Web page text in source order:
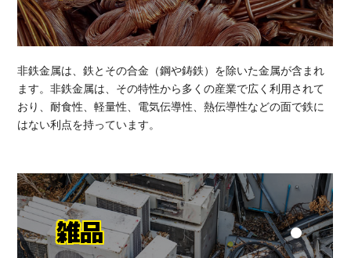
非鉄金属は、鉄とその合金（鋼や鋳鉄）を除いた金属が含まれ
ます。非鉄金属は、その特性から多くの産業で広く利用されて
おり、耐食性、軽量性、電気伝導性、熱伝導性などの面で鉄に
はない利点を持っています。
雑品